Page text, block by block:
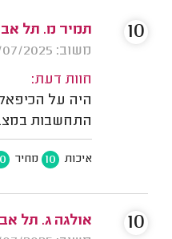
תמיר מ. תל
משוב: 31/07/2025
חוות דעת:
היה על
התחשבות
איכות 10 מחיר
10
אולגה ג. תל
10